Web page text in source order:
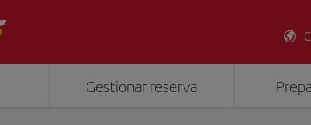
Gestionar reserva